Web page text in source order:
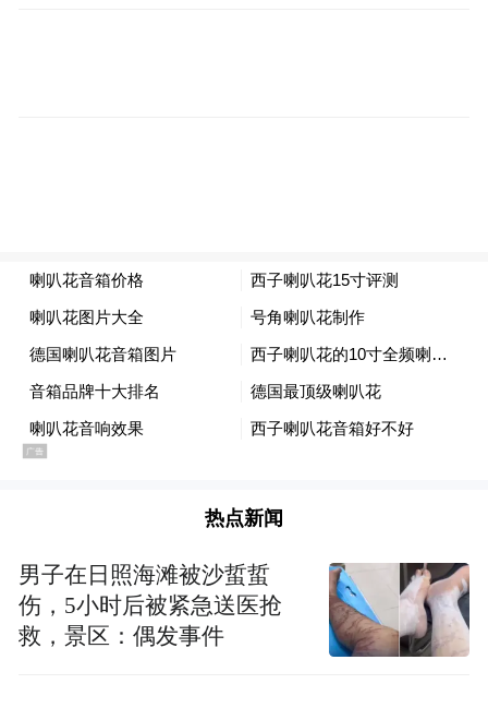
一” 惠民行动落地见效。同时，将不断拓展帮
生援藏、文化援藏和智力援藏方面持续发
力，助力比如县巩固拓展脱贫攻坚成果同乡
村振兴有效衔接，携手推动比如县经济社会
高质量发展，让跨越千里的山海情谊在雪域
热点新闻
男子在日照海滩被沙蜇蜇
伤，5小时后被紧急送医抢
救，景区：偶发事件